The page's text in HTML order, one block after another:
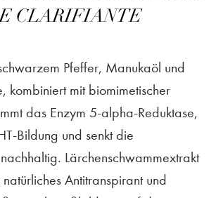
CLARIFIANTE
Pfeffer, Manukaöl und
kombiniert mit biomimetischer
das Enzym 5-alpha-Reduktase,
Bildung und senkt die
Lärchenschwammextrakt
Antitranspirant und